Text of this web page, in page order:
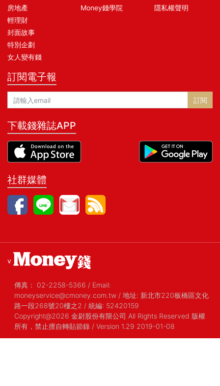
房地產
輕理財
封面故事
特別企劃
女人變有錢
Money錢學院
隱私權聲明
訂閱電子報
訂閱
下載錢雜誌APP
社群媒體
v
傳真： 02-2258-5366 / Email:
moneyservice@cmoney.com.tw / 地址: 新北市220板橋區文化
路一段268號20樓之2 / 統編: 52420159
Copyright@2026 金尉股份有限公司 All Rights Reserved 版權
所有，禁止擅自轉貼節錄 / Version 1.29 2019-01-08